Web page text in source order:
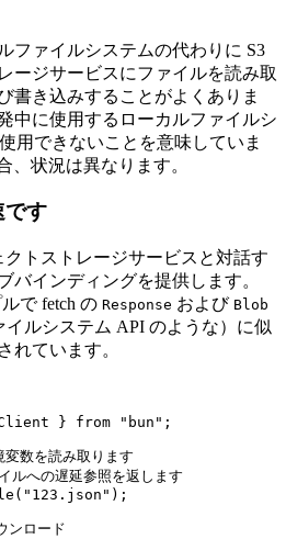
ファイルシステムの代わりに S3
ージサービスにファイルを読み取
書き込みすることがよくありま
中に使用するローカルファイルシ
用できないことを意味していま
、状況は異なります。
です
クトストレージサービスと対話す
バインディングを提供します。
で fetch の Response および Blob
ルシステム API のような）に似
れています。
} from "bun" ;
数を読み取ります
の遅延参照を返します
( "123.json" );
ロード